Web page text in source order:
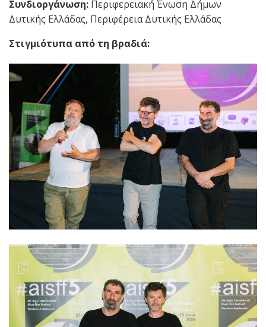
Συνδιοργάνωση: Περιφερειακή Ένωση Δήμων
Δυτικής Ελλάδας, Περιφέρεια Δυτικής Ελλάδας
Στιγμιότυπα από τη βραδιά: